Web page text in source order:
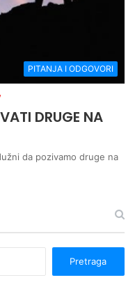
PITANJA I ODGOVORI
DRUGE NA
da pozivamo druge na